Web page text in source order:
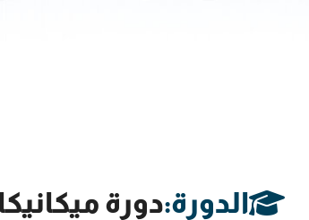
الدورة:دورة